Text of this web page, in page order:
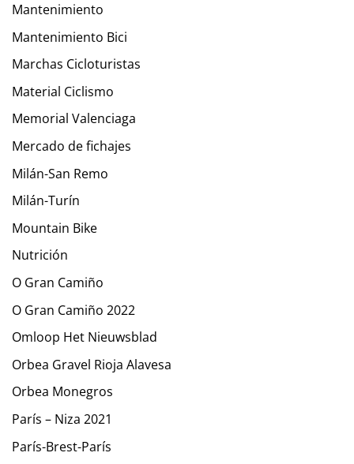
Mantenimiento
Mantenimiento Bici
Marchas Cicloturistas
Material Ciclismo
Memorial Valenciaga
Mercado de fichajes
Milán-San Remo
Milán-Turín
Mountain Bike
Nutrición
O Gran Camiño
O Gran Camiño 2022
Omloop Het Nieuwsblad
Orbea Gravel Rioja Alavesa
Orbea Monegros
París – Niza 2021
París-Brest-París